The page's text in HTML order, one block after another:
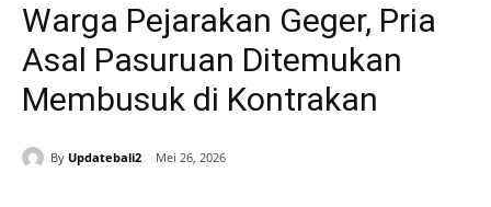
Warga Pejarakan Geger, Pria
Asal Pasuruan Ditemukan
Membusuk di Kontrakan
By Updatebali2 Mei 26, 2026